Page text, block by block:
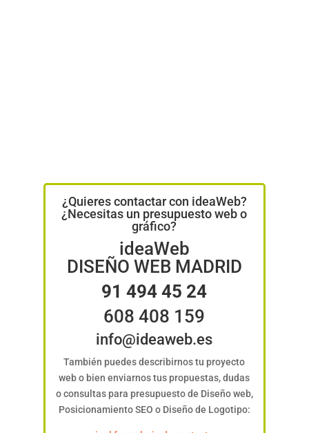
¿Quieres contactar con ideaWeb?
¿Necesitas un presupuesto web o
gráfico?
ideaWeb
DISEÑO WEB MADRID
91 494 45 24
608 408 159
info@ideaweb.es
También puedes describirnos tu proyecto
web o bien enviarnos tus propuestas, dudas
o consultas para presupuesto de Diseño web,
Posicionamiento SEO o Diseño de Logotipo: